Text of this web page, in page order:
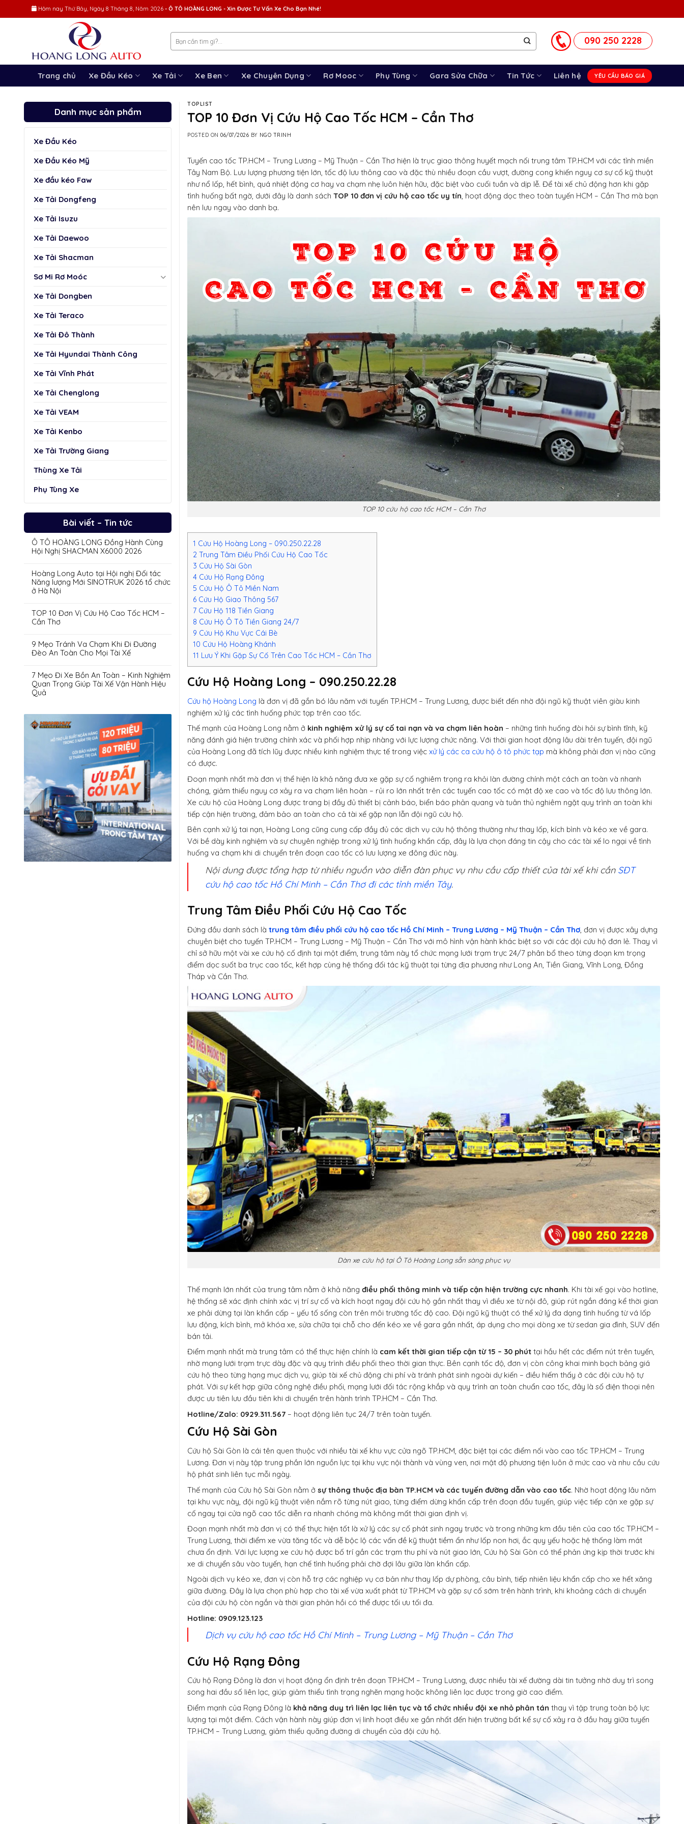
to
Hôm nay Thứ Bảy, Ngày 8 Tháng 8, Năm 2026 - Ô TÔ HOÀNG LONG - Xin Được Tư Vấn Xe Cho Bạn Nhé!
090 250 2228
Trang chủ Xe Đầu Kéo Xe Tải Xe Ben Xe Chuyên Dụng Rơ Mooc Phụ Tùng Gara Sửa Chữa Tin Tức Liên hệ YÊU CẦU BÁO GIÁ
Danh mục sản phẩm
Xe Đầu Kéo
Xe Đầu Kéo Mỹ
Xe đầu kéo Faw
Xe Tải Dongfeng
Xe Tải Isuzu
Xe Tải Daewoo
Xe Tải Shacman
Sơ Mi Rơ Moóc
Xe Tải Dongben
Xe Tải Teraco
Xe Tải Đô Thành
Xe Tải Hyundai Thành Công
Xe Tải Vĩnh Phát
Xe Tải Chenglong
Xe Tải VEAM
Xe Tải Kenbo
Xe Tải Trường Giang
Thùng Xe Tải
Phụ Tùng Xe
Bài viết – Tin tức
Ô TÔ HOÀNG LONG Đồng Hành Cùng
Hội Nghị SHACMAN X6000 2026
Hoàng Long Auto tại Hội nghị Đối tác
Năng lượng Mới SINOTRUK 2026 tổ chức
ở Hà Nội
TOP 10 Đơn Vị Cứu Hộ Cao Tốc HCM –
Cần Thơ
9 Mẹo Tránh Va Chạm Khi Đi Đường
Đèo An Toàn Cho Mọi Tài Xế
7 Mẹo Đi Xe Bồn An Toàn – Kinh Nghiệm
Quan Trọng Giúp Tài Xế Vận Hành Hiệu
Quả
TOPLIST
TOP 10 Đơn Vị Cứu Hộ Cao Tốc HCM – Cần Thơ
POSTED ON06/07/2026 BY NGO TRINH
Tuyến cao tốc TP.HCM – Trung Lương – Mỹ Thuận – Cần Thơ hiện là trục giao thông huyết mạch nối trung tâm TP.HCM với các tỉnh miền
Tây Nam Bộ. Lưu lượng phương tiện lớn, tốc độ lưu thông cao và đặc thù nhiều đoạn cầu vượt, đường cong khiến nguy cơ sự cố kỹ thuật
như nổ lốp, hết bình, quá nhiệt động cơ hay va chạm nhẹ luôn hiện hữu, đặc biệt vào cuối tuần và dịp lễ. Để tài xế chủ động hơn khi gặp
tình huống bất ngờ, dưới đây là danh sách TOP 10 đơn vị cứu hộ cao tốc uy tín, hoạt động dọc theo toàn tuyến HCM – Cần Thơ mà bạn
nên lưu ngay vào danh bạ.
TOP 10 cứu hộ cao tốc HCM – Cần Thơ
1 Cứu Hộ Hoàng Long – 090.250.22.28
2 Trung Tâm Điều Phối Cứu Hộ Cao Tốc
3 Cứu Hộ Sài Gòn
4 Cứu Hộ Rạng Đông
5 Cứu Hộ Ô Tô Miền Nam
6 Cứu Hộ Giao Thông 567
7 Cứu Hộ 118 Tiền Giang
8 Cứu Hộ Ô Tô Tiền Giang 24/7
9 Cứu Hộ Khu Vực Cái Bè
10 Cứu Hộ Hoàng Khánh
11 Lưu Ý Khi Gặp Sự Cố Trên Cao Tốc HCM – Cần Thơ
Cứu Hộ Hoàng Long – 090.250.22.28
Cứu hộ Hoàng Long là đơn vị đã gắn bó lâu năm với tuyến TP.HCM – Trung Lương, được biết đến nhờ đội ngũ kỹ thuật viên giàu kinh
nghiệm xử lý các tình huống phức tạp trên cao tốc.
Thế mạnh của Hoàng Long nằm ở kinh nghiệm xử lý sự cố tai nạn và va chạm liên hoàn – những tình huống đòi hỏi sự bình tĩnh, kỹ
năng đánh giá hiện trường chính xác và phối hợp nhịp nhàng với lực lượng chức năng. Với thời gian hoạt động lâu dài trên tuyến, đội ngũ
của Hoàng Long đã tích lũy được nhiều kinh nghiệm thực tế trong việc xử lý các ca cứu hộ ô tô phức tạp mà không phải đơn vị nào cũng
có được.
Đoạn mạnh nhất mà đơn vị thể hiện là khả năng đưa xe gặp sự cố nghiêm trọng ra khỏi làn đường chính một cách an toàn và nhanh
chóng, giảm thiểu nguy cơ xảy ra va chạm liên hoàn – rủi ro lớn nhất trên các tuyến cao tốc có mật độ xe cao và tốc độ lưu thông lớn.
Xe cứu hộ của Hoàng Long được trang bị đầy đủ thiết bị cảnh báo, biển báo phản quang và tuân thủ nghiêm ngặt quy trình an toàn khi
tiếp cận hiện trường, đảm bảo an toàn cho cả tài xế gặp nạn lẫn đội ngũ cứu hộ.
Bên cạnh xử lý tai nạn, Hoàng Long cũng cung cấp đầy đủ các dịch vụ cứu hộ thông thường như thay lốp, kích bình và kéo xe về gara.
Với bề dày kinh nghiệm và sự chuyên nghiệp trong xử lý tình huống khẩn cấp, đây là lựa chọn đáng tin cậy cho các tài xế lo ngại về tình
huống va chạm khi di chuyển trên đoạn cao tốc có lưu lượng xe đông đúc này.
Nội dung được tổng hợp từ nhiều nguồn vào diễn đàn phục vụ nhu cầu cấp thiết của tài xế khi cần SĐT
cứu hộ cao tốc Hồ Chí Minh – Cần Thơ đi các tỉnh miền Tây.
Trung Tâm Điều Phối Cứu Hộ Cao Tốc
Đứng đầu danh sách là trung tâm điều phối cứu hộ cao tốc Hồ Chí Minh – Trung Lương – Mỹ Thuận – Cần Thơ, đơn vị được xây dựng
chuyên biệt cho tuyến TP.HCM – Trung Lương – Mỹ Thuận – Cần Thơ với mô hình vận hành khác biệt so với các đội cứu hộ đơn lẻ. Thay vì
chỉ sở hữu một vài xe cứu hộ cố định tại một điểm, trung tâm này tổ chức mạng lưới trạm trực 24/7 phân bổ theo từng đoạn km trọng
điểm dọc suốt ba trục cao tốc, kết hợp cùng hệ thống đối tác kỹ thuật tại từng địa phương như Long An, Tiền Giang, Vĩnh Long, Đồng
Tháp và Cần Thơ.
Dàn xe cứu hộ tại Ô Tô Hoàng Long sẵn sàng phục vụ
Thế mạnh lớn nhất của trung tâm nằm ở khả năng điều phối thông minh và tiếp cận hiện trường cực nhanh. Khi tài xế gọi vào hotline,
hệ thống sẽ xác định chính xác vị trí sự cố và kích hoạt ngay đội cứu hộ gần nhất thay vì điều xe từ nội đô, giúp rút ngắn đáng kể thời gian
xe phải dừng tại làn khẩn cấp – yếu tố sống còn trên môi trường tốc độ cao. Đội ngũ kỹ thuật có thể xử lý đa dạng tình huống từ vá lốp
lưu động, kích bình, mở khóa xe, sửa chữa tại chỗ cho đến kéo xe về gara gần nhất, áp dụng cho mọi dòng xe từ sedan gia đình, SUV đến
bán tải.
Điểm mạnh nhất mà trung tâm có thể thực hiện chính là cam kết thời gian tiếp cận từ 15 – 30 phút tại hầu hết các điểm nút trên tuyến,
nhờ mạng lưới trạm trực dày đặc và quy trình điều phối theo thời gian thực. Bên cạnh tốc độ, đơn vị còn công khai minh bạch bảng giá
cứu hộ theo từng hạng mục dịch vụ, giúp tài xế chủ động chi phí và tránh phát sinh ngoài dự kiến – điều hiếm thấy ở các đội cứu hộ tự
phát. Với sự kết hợp giữa công nghệ điều phối, mạng lưới đối tác rộng khắp và quy trình an toàn chuẩn cao tốc, đây là số điện thoại nên
được ưu tiên lưu đầu tiên khi di chuyển trên hành trình TP.HCM – Cần Thơ.
Hotline/Zalo: 0929.311.567 – hoạt động liên tục 24/7 trên toàn tuyến.
Cứu Hộ Sài Gòn
Cứu hộ Sài Gòn là cái tên quen thuộc với nhiều tài xế khu vực cửa ngõ TP.HCM, đặc biệt tại các điểm nối vào cao tốc TP.HCM – Trung
Lương. Đơn vị này tập trung phần lớn nguồn lực tại khu vực nội thành và vùng ven, nơi mật độ phương tiện luôn ở mức cao và nhu cầu cứu
hộ phát sinh liên tục mỗi ngày.
Thế mạnh của Cứu hộ Sài Gòn nằm ở sự thông thuộc địa bàn TP.HCM và các tuyến đường dẫn vào cao tốc. Nhờ hoạt động lâu năm
tại khu vực này, đội ngũ kỹ thuật viên nắm rõ từng nút giao, từng điểm dừng khẩn cấp trên đoạn đầu tuyến, giúp việc tiếp cận xe gặp sự
cố ngay tại cửa ngõ cao tốc diễn ra nhanh chóng mà không mất thời gian định vị.
Đoạn mạnh nhất mà đơn vị có thể thực hiện tốt là xử lý các sự cố phát sinh ngay trước và trong những km đầu tiên của cao tốc TP.HCM –
Trung Lương, thời điểm xe vừa tăng tốc và dễ bộc lộ các vấn đề kỹ thuật tiềm ẩn như lốp non hơi, ắc quy yếu hoặc hệ thống làm mát
chưa ổn định. Với lực lượng xe cứu hộ được bố trí gần các trạm thu phí và nút giao lớn, Cứu hộ Sài Gòn có thể phản ứng kịp thời trước khi
xe di chuyển sâu vào tuyến, hạn chế tình huống phải chờ đợi lâu giữa làn khẩn cấp.
Ngoài dịch vụ kéo xe, đơn vị còn hỗ trợ các nghiệp vụ cơ bản như thay lốp dự phòng, câu bình, tiếp nhiên liệu khẩn cấp cho xe hết xăng
giữa đường. Đây là lựa chọn phù hợp cho tài xế vừa xuất phát từ TP.HCM và gặp sự cố sớm trên hành trình, khi khoảng cách di chuyển
của đội cứu hộ còn ngắn và thời gian phản hồi có thể được tối ưu tối đa.
Hotline: 0909.123.123
Dịch vụ cứu hộ cao tốc Hồ Chí Minh – Trung Lương – Mỹ Thuận – Cần Thơ
Cứu Hộ Rạng Đông
Cứu hộ Rạng Đông là đơn vị hoạt động ổn định trên đoạn TP.HCM – Trung Lương, được nhiều tài xế đường dài tin tưởng nhờ duy trì song
song hai đầu số liên lạc, giúp giảm thiểu tình trạng nghẽn mạng hoặc không liên lạc được trong giờ cao điểm.
Điểm mạnh của Rạng Đông là khả năng duy trì liên lạc liên tục và tổ chức nhiều đội xe nhỏ phân tán thay vì tập trung toàn bộ lực
lượng tại một điểm. Cách vận hành này giúp đơn vị linh hoạt điều xe gần nhất đến hiện trường bất kể sự cố xảy ra ở đầu hay giữa tuyến
TP.HCM – Trung Lương, giảm thiểu quãng đường di chuyển của đội cứu hộ.